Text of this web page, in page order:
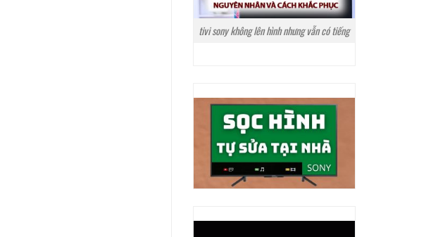
tivi sony không lên hình nhưng vẫn có tiếng